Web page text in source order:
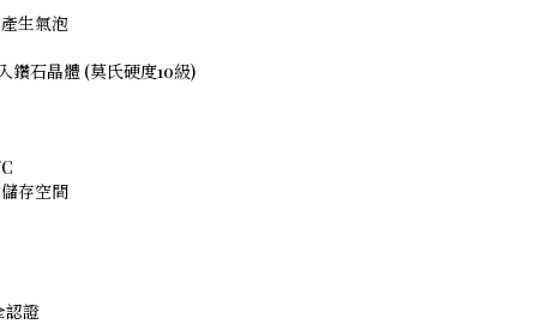
生氣泡
鑽石晶體 (莫氏硬度10級)
存空間
認證